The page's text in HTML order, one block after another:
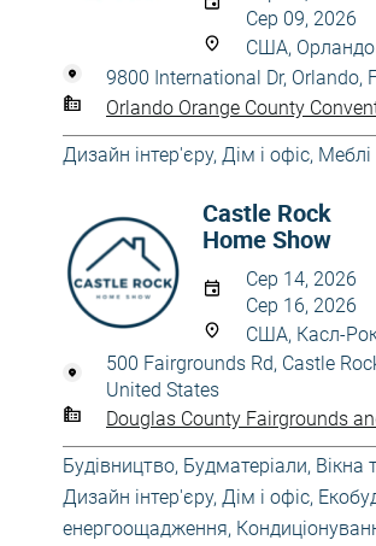
Сер 09, 2026
США, Орландо
9800 International Dr, Orlando,
Orlando Orange County
Дизайн інтер'єру, Дім і офіс, Меблі
Castle Rock
Home Show
Сер 14, 2026
Сер 16, 2026
США, Касл-
500 Fairgrounds Rd, Castle
United States
Douglas County Fairgrounds
Будівництво, Будматеріали, Вікна
Дизайн інтер'єру, Дім і офіс,
енергоощадження,